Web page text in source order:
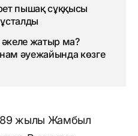
пышақ сұққысы
жатыр ма?
әуежайында көзге
жылы Жамбыл